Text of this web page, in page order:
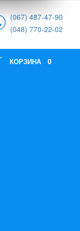
(067) 487-47-90
(048) 770-22-02
КОРЗИНА 0